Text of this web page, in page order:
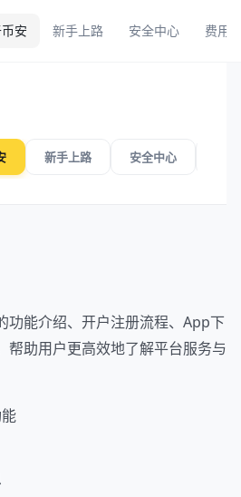
安 新手上路 安全中心 费用
新手上路 安全中心
功能介绍、开户注册流程、App下
帮助用户更高效地了解平台服务与